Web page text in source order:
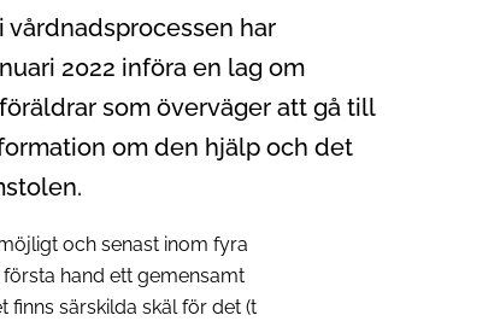
har
2022 införa en lag om
som överväger att gå till
om den hjälp och det
och senast inom fyra
hand ett gemensamt
finns särskilda skäl för det (t